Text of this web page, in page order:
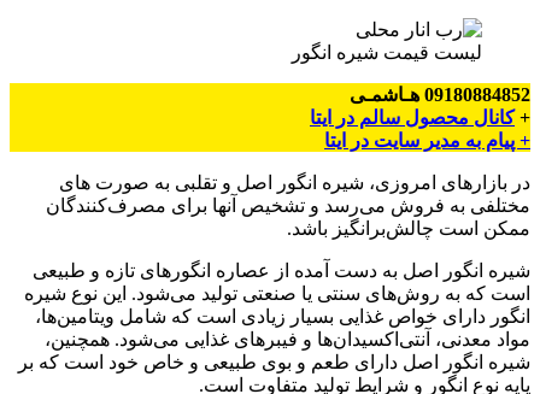
لیست قیمت شیره انگور
09180884852 هـاشمـی
+کانال محصول سالم در ایتا
+ پیام به مدیر سایت در ایتا
در بازارهای امروزی، شیره انگور اصل و تقلبی به صورت های
مختلفی به فروش می‌رسد و تشخیص آنها برای مصرف‌کنندگان
ممکن است چالش‌برانگیز باشد.
شیره انگور اصل به دست آمده از عصاره انگورهای تازه و طبیعی
است که به روش‌های سنتی یا صنعتی تولید می‌شود. این نوع شیره
انگور دارای خواص غذایی بسیار زیادی است که شامل ویتامین‌ها،
مواد معدنی، آنتی‌اکسیدان‌ها و فیبرهای غذایی می‌شود. همچنین،
شیره انگور اصل دارای طعم و بوی طبیعی و خاص خود است که بر
پایه نوع انگور و شرایط تولید متفاوت است.